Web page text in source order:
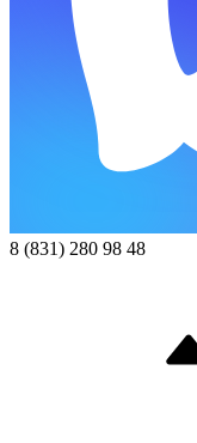
8 (831) 280 98 48